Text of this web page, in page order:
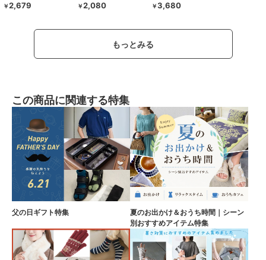
￥2,679 ￥2,080 ￥3,680
もっとみる
この商品に関連する特集
父の日ギフト特集
夏のお出かけ＆おうち時間｜シーン
別おすすめアイテム特集